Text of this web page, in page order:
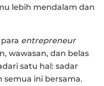
lebih mendalam dan
entrepreneur
wawasan, dan belas
satu hal: sadar
ini bersama.